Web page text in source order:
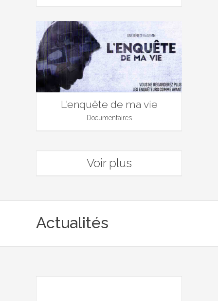
L'enquête de ma vie
Documentaires
Voir plus
Actualités